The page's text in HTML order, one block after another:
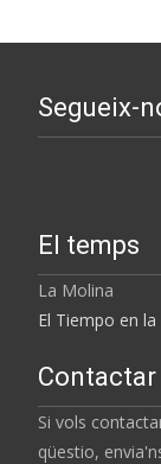
Segueix-
El temps
La Molina
El Tiempo en
Contactar
Si vols
qüestio,